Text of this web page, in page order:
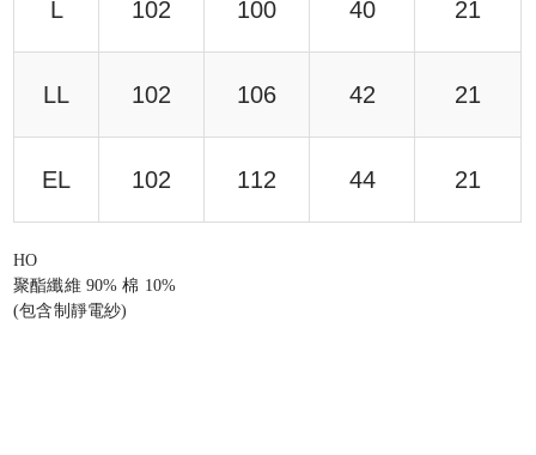
L 102 100 40 21
LL 102 106 42 21
EL 102 112 44 21
HO
聚酯纖維 90% 棉 10%
(包含制靜電紗)